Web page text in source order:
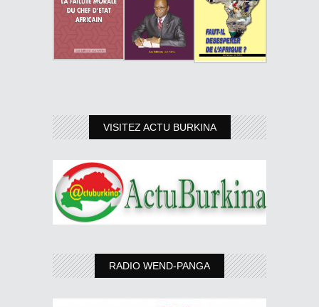
VISITEZ ACTU BURKINA
RADIO WEND-PANGA